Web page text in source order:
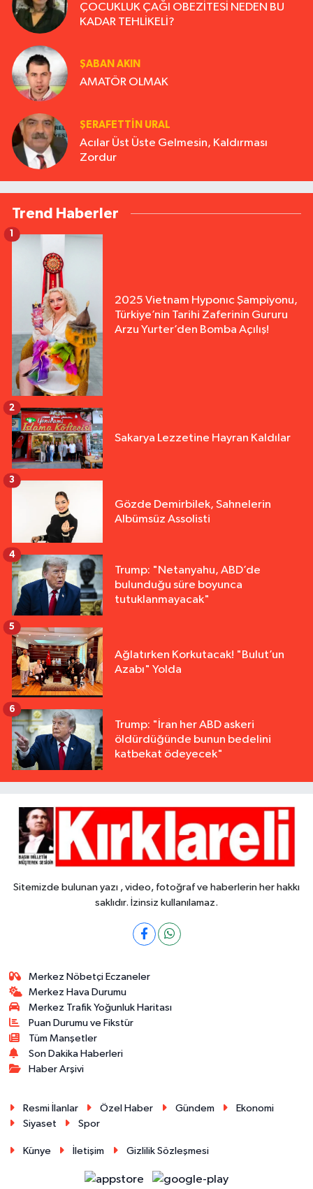
ÇOCUKLUK ÇAĞI OBEZİTESİ NEDEN BU
KADAR TEHLİKELİ?
ŞABAN AKIN
AMATÖR OLMAK
ŞERAFETTIN URAL
Acılar Üst Üste Gelmesin, Kaldırması
Zordur
Trend Haberler
2025 Vietnam Hyponıc Şampiyonu,
Türkiye’nin Tarihi Zaferinin Gururu
Arzu Yurter’den Bomba Açılış!
1
Sakarya Lezzetine Hayran Kaldılar
2
Gözde Demirbilek, Sahnelerin
Albümsüz Assolisti
3
Trump: "Netanyahu, ABD’de
bulunduğu süre boyunca
tutuklanmayacak"
4
Ağlatırken Korkutacak! "Bulut’un
Azabı" Yolda
5
Trump: "İran her ABD askeri
öldürdüğünde bunun bedelini
katbekat ödeyecek"
6
Sitemizde bulunan yazı , video, fotoğraf ve haberlerin her hakkı
saklıdır. İzinsiz kullanılamaz.
Merkez Nöbetçi Eczaneler
Merkez Hava Durumu
Merkez Trafik Yoğunluk Haritası
Puan Durumu ve Fikstür
Tüm Manşetler
Son Dakika Haberleri
Haber Arşivi
Resmi İlanlar Özel Haber Gündem
Ekonomi
Siyaset
Spor
Künye İletişim Gizlilik Sözleşmesi